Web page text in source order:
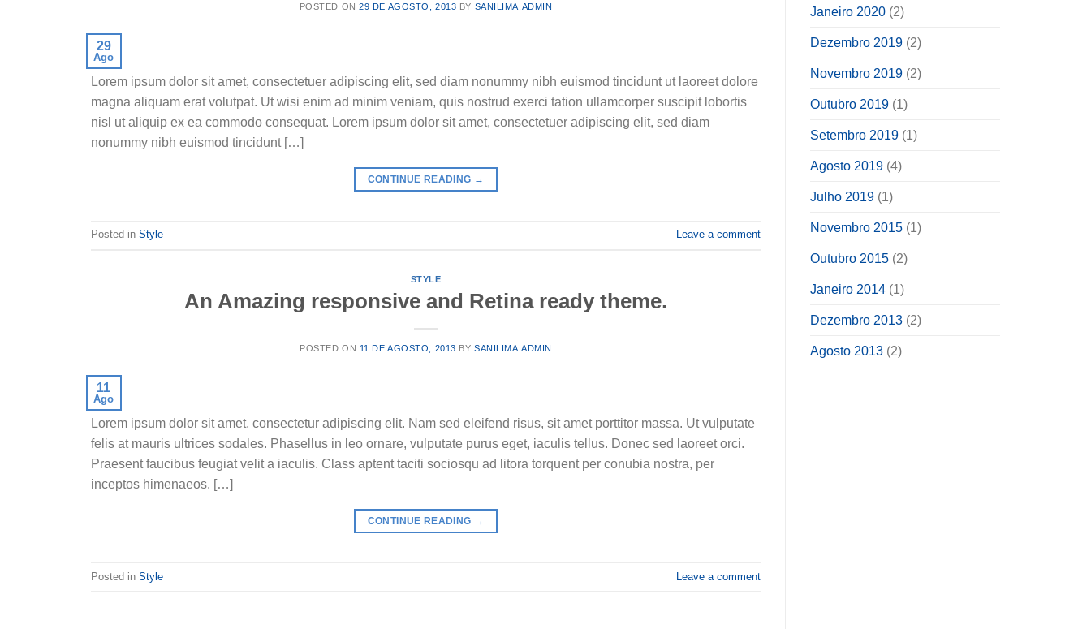
POSTED ON29 DE AGOSTO, 2013 BY SANILIMA.ADMIN
29
Ago
Lorem ipsum dolor sit amet, consectetuer adipiscing elit, sed diam nonummy nibh euismod tincidunt ut laoreet dolore
magna aliquam erat volutpat. Ut wisi enim ad minim veniam, quis nostrud exerci tation ullamcorper suscipit lobortis
nisl ut aliquip ex ea commodo consequat. Lorem ipsum dolor sit amet, consectetuer adipiscing elit, sed diam
nonummy nibh euismod tincidunt […]
CONTINUE READING →
Posted in Style Leave a comment
STYLE
An Amazing responsive and Retina ready theme.
POSTED ON 11 DE AGOSTO, 2013 BYSANILIMA.ADMIN
11
Ago
Lorem ipsum dolor sit amet, consectetur adipiscing elit. Nam sed eleifend risus, sit amet porttitor massa. Ut vulputate
felis at mauris ultrices sodales. Phasellus in leo ornare, vulputate purus eget, iaculis tellus. Donec sed laoreet orci.
Praesent faucibus feugiat velit a iaculis. Class aptent taciti sociosqu ad litora torquent per conubia nostra, per
inceptos himenaeos. […]
CONTINUE READING →
Posted in Style Leave a comment
Janeiro 2020 (2)
Dezembro 2019 (2)
Novembro 2019 (2)
Outubro 2019 (1)
Setembro 2019 (1)
Agosto 2019 (4)
Julho 2019 (1)
Novembro 2015 (1)
Outubro 2015 (2)
Janeiro 2014 (1)
Dezembro 2013 (2)
Agosto 2013 (2)